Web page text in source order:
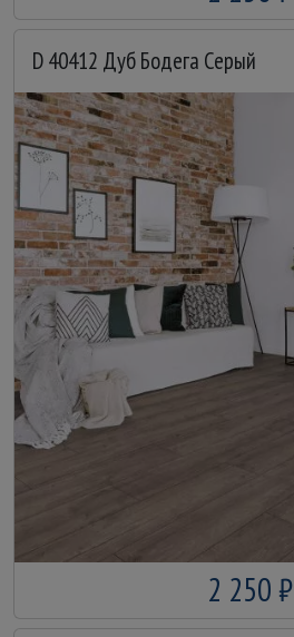
D 40412 Дуб Бодега Серый
2 250 ₽